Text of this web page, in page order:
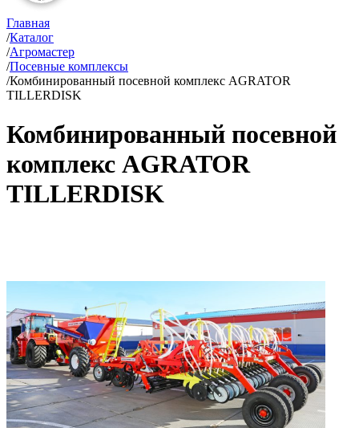
Главная
/Каталог
/Агромастер
/Посевные комплексы
/Комбинированный посевной комплекс AGRATOR
TILLERDISK
Комбинированный посевной
комплекс AGRATOR
TILLERDISK